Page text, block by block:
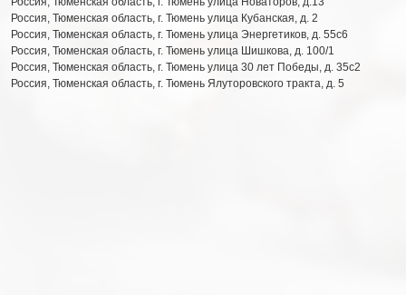
Россия, Тюменская область, г. Тюмень улица Кубанская, д. 2
Россия, Тюменская область, г. Тюмень улица Энергетиков, д. 55с6
Россия, Тюменская область, г. Тюмень улица Шишкова, д. 100/1
Россия, Тюменская область, г. Тюмень улица 30 лет Победы, д. 35с2
Россия, Тюменская область, г. Тюмень Ялуторовского тракта, д. 5